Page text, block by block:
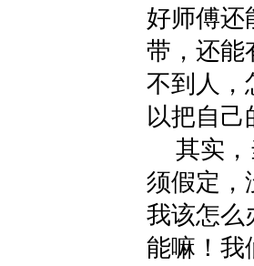
好师傅还
带，还能
不到人，
以把自己
其实
须假定，
我该怎么
能嘛！我